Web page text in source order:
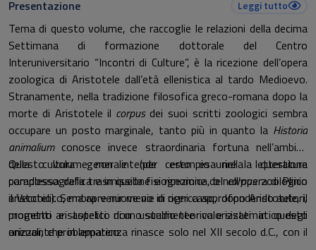
Presentazione Leggi tutto
Tema di questo volume, che raccoglie le relazioni della decima
Settimana di formazione dottorale del Centro
Interuniversitario “Incontri di Culture”, è la ricezione dell’opera
zoologica di Aristotele dall’età ellenistica al tardo Medioevo.
Stranamente, nella tradizione filosofica greco-romana dopo la
morte di Aristotele il corpus dei suoi scritti zoologici sembra
occupare un posto marginale, tanto più in quanto la Historia
animalium conosce invece straordinaria fortuna nell’ambito
della cultura generale (per esempio nella letteratura
paradossografica e in quella fisiognomica, o nell’opera di Plinio
il Vecchio). Sembra venir meno in ogni caso, dopo Aristotele, il
progetto aristotelico di uno studio teorico e sistematico degli
animali, che in apparenza rinasce solo nel XII secolo d.C., con il
Questo volume non intende certo esaurire la questione
complessa della trasmissione e ricezione delcorpuszoologico
aristotelico, ma apre nuove vie di ricerca approfondendo autori,
momenti e aspetti non usualmente valorizzati in questo
orizzonte problematico.